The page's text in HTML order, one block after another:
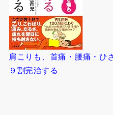
肩こりも、首痛・腰痛・ひ
９割完治する